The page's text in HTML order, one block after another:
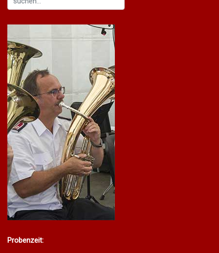
Probenzeit: